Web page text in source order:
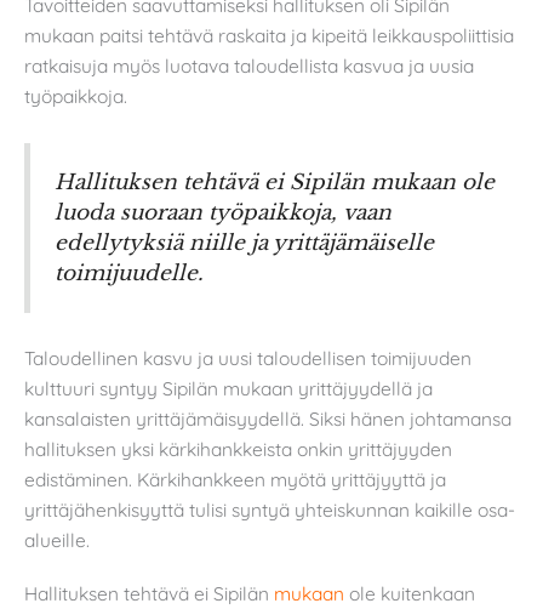
mukaan paitsi tehtävä raskaita ja kipeitä leikkauspoliittisia
ratkaisuja myös luotava taloudellista kasvua ja uusia
työpaikkoja.
Hallituksen tehtävä ei Sipilän mukaan ole
luoda suoraan työpaikkoja, vaan
edellytyksiä niille ja yrittäjämäiselle
toimijuudelle.
Taloudellinen kasvu ja uusi taloudellisen toimijuuden
kulttuuri syntyy Sipilän mukaan yrittäjyydellä ja
kansalaisten yrittäjämäisyydellä. Siksi hänen johtamansa
hallituksen yksi kärkihankkeista onkin yrittäjyyden
edistäminen. Kärkihankkeen myötä yrittäjyyttä ja
yrittäjähenkisyyttä tulisi syntyä yhteiskunnan kaikille osa-
alueille.
Hallituksen tehtävä ei Sipilän mukaan ole kuitenkaan